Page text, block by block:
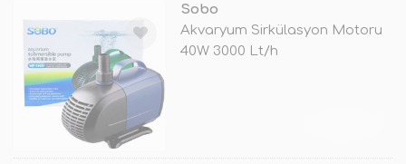
Sobo
Akvaryum Sirkülasyon Motoru
40W 3000 Lt/h